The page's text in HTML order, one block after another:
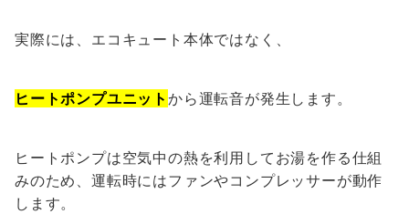
実際には、エコキュート本体ではなく、
ヒートポンプユニット から運転音が発生します。
ヒートポンプは空気中の熱を利用してお湯を作る仕組
みのため、運転時にはファンやコンプレッサーが動作
します。